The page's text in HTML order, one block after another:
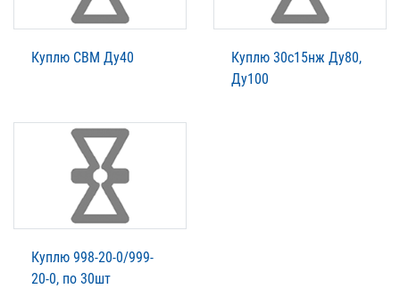
Куплю СВМ Ду40
Куплю 30с15нж Ду80,
Ду100
Куплю 998-20-0/999-
20-0, по 30шт